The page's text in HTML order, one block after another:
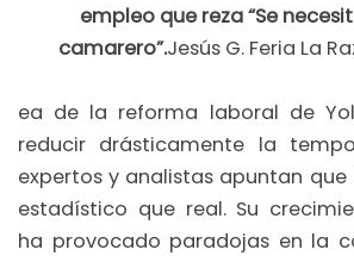
empleo que reza “Se
camarero”.Jesús G. Feria La
ea de la reforma laboral de
reducir drásticamente la
expertos y analistas apuntan
estadístico que real. Su
ha provocado paradojas en la